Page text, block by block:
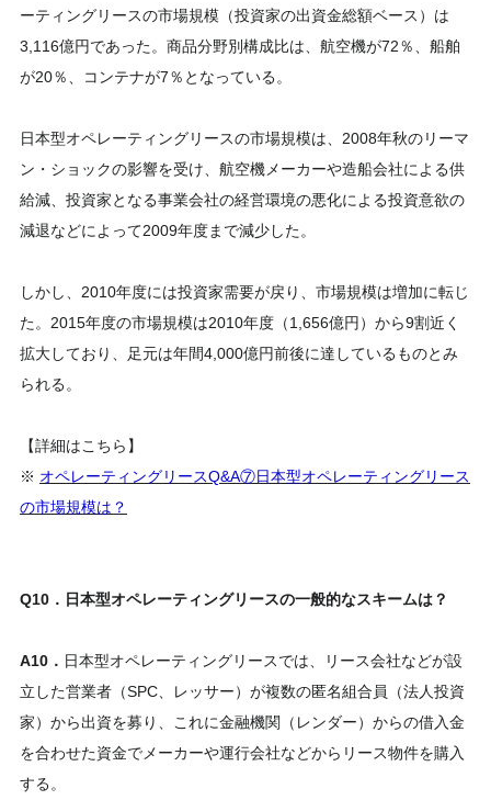
ーティングリースの市場規模（投資家の出資金総額ベース）は
3,116億円であった。商品分野別構成比は、航空機が72％、船舶
が20％、コンテナが7％となっている。
日本型オペレーティングリースの市場規模は、2008年秋のリーマ
ン・ショックの影響を受け、航空機メーカーや造船会社による供
給減、投資家となる事業会社の経営環境の悪化による投資意欲の
減退などによって2009年度まで減少した。
しかし、2010年度には投資家需要が戻り、市場規模は増加に転じ
た。2015年度の市場規模は2010年度（1,656億円）から9割近く
拡大しており、足元は年間4,000億円前後に達しているものとみ
られる。
【詳細はこちら】
※ オペレーティングリースQ&A⑦日本型オペレーティングリース
の市場規模は？
Q10．日本型オペレーティングリースの一般的なスキームは？
A10． 日本型オペレーティングリースでは、リース会社などが設
立した営業者（SPC、レッサー）が複数の匿名組合員（法人投資
家）から出資を募り、これに金融機関（レンダー）からの借入金
を合わせた資金でメーカーや運行会社などからリース物件を購入
する。